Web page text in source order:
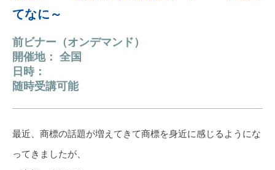
てなに～
前ビナー（オンデマンド）
開催地： 全国
日時：
随時受講可能
最近、商標の話題が増えてきて商標を身近に感じるようにな
ってきましたが、